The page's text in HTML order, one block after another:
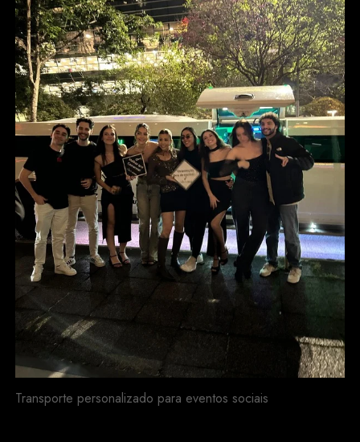
Transporte personalizado para eventos sociais